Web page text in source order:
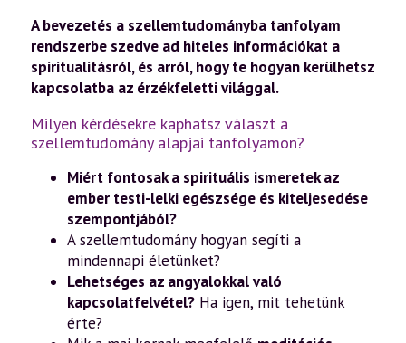
A bevezetés a szellemtudományba tanfolyam
rendszerbe szedve ad hiteles információkat a
spiritualitásról, és arról, hogy te hogyan kerülhetsz
kapcsolatba az érzékfeletti világgal.
Milyen kérdésekre kaphatsz választ a
szellemtudomány alapjai tanfolyamon?
Miért fontosak a spirituális ismeretek az
ember testi-lelki egészsége és kiteljesedése
szempontjából?
A szellemtudomány hogyan segíti a
mindennapi életünket?
Lehetséges az angyalokkal való
kapcsolatfelvétel? Ha igen, mit tehetünk
érte?